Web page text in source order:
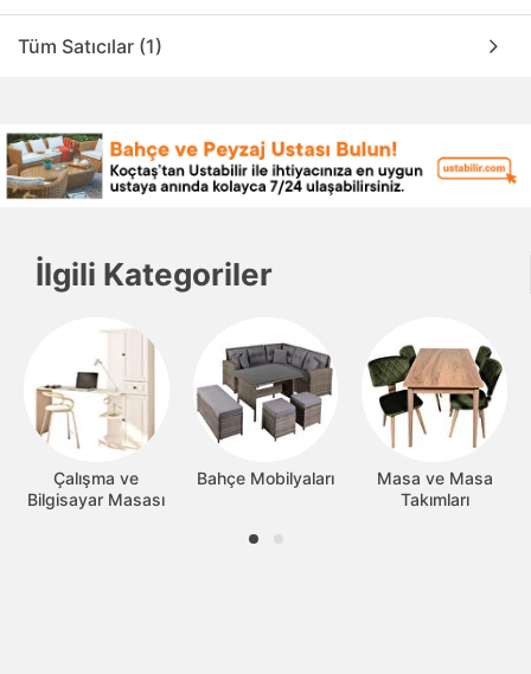
Tüm Satıcılar (1)
İlgili Kategoriler
Çalışma ve
Bilgisayar Masası
Bahçe Mobilyaları
Masa ve Masa
Takımları